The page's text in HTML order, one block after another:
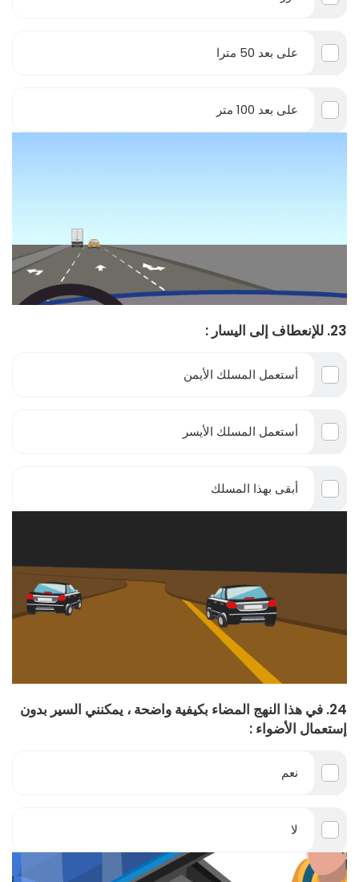
على بعد 50 مترا
على بعد 100 متر
23. للإنعطاف إلى اليسار :
أستعمل المسلك الأيمن
أستعمل المسلك الأيسر
أبقى بهذا المسلك
24. في هذا النهج المضاء بكيفية واضحة ، يمكنني السير بدون
إستعمال الأضواء :
نعم
لا